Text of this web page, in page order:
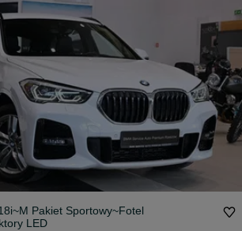
Pakiet Sportowy~Fotel
LED